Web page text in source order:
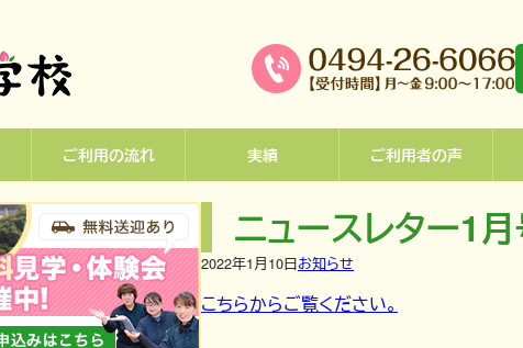
ご利用の流れ 実績 ご利用者の声
ニュースレター1
2022年1月10日お知らせ
こちらからご覧ください。